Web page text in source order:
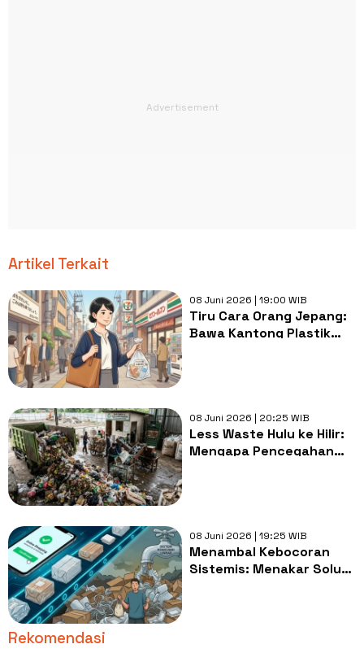
Artikel Terkait
08 Juni 2026 | 19:00 WIB
Tiru Cara Orang Jepang:
Bawa Kantong Plastik
08 Juni 2026 | 20:25 WIB
Less Waste Hulu ke Hilir:
Mengapa Pencegahan
08 Juni 2026 | 19:25 WIB
Menambal Kebocoran
Sistemis: Menakar Solusi
Rekomendasi